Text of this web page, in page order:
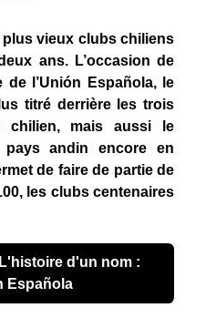
vieux clubs chiliens
ans. L’occasion de
de l’Unión Española, le
titré derrière les trois
chilien, mais aussi le
andin encore en
de faire de partie de
les clubs centenaires
d'un nom :
Española